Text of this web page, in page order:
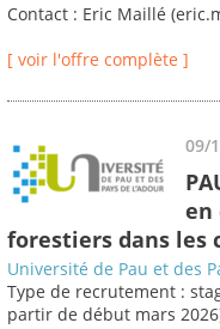
Contact : Eric Maillé
[ voir l'offre complète ]
09/
en
forestiers dans les
Université de Pau et des
Type de recrutement :
partir de début mars